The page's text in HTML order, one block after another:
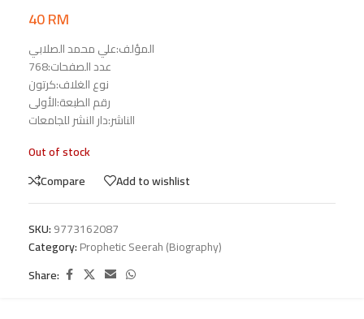
40RM
المؤلف:علي محمد الصلابي
عدد الصفحات:768
نوع الغلاف:كرتون
رقم الطبعة:الأولى
الناشر:دار النشر للجامعات
Out of stock
Compare
Add to wishlist
SKU:9773162087
Category:Prophetic Seerah (Biography)
Share: